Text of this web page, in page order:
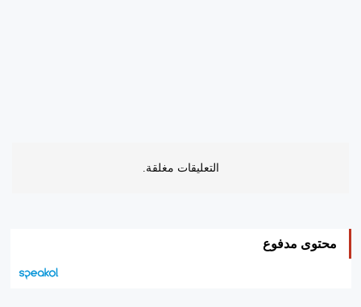
التعليقات مغلقة.
محتوى مدفوع